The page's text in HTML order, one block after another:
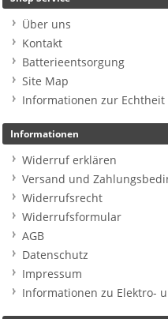
Über uns
Kontakt
Batterieentsorgung
Site Map
Informationen zur
Informationen
Widerruf erklären
Versand und
Widerrufsrecht
Widerrufsformular
AGB
Datenschutz
Impressum
Informationen zu Elektro-